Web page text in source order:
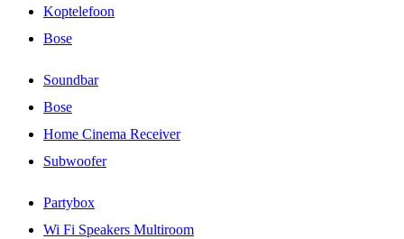
Koptelefoon
Bose
Soundbar
Bose
Home Cinema Receiver
Subwoofer
Partybox
Wi Fi Speakers Multiroom